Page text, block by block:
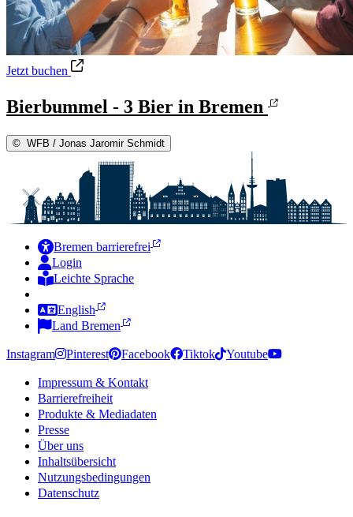
Jetzt buchen Bierbummel - 3 Bier in Bremen
Bierbummel - 3 Bier in Bremen
© WFB / Jonas Jaromir Schmidt
Bremen barrierefrei
Login
Leichte Sprache
English
Land Bremen
Instagram Pinterest Facebook Tiktok Youtube
Impressum & Kontakt
Barrierefreiheit
Produkte & Mediadaten
Presse
Über uns
Inhaltsübersicht
Nutzungsbedingungen
Datenschutz